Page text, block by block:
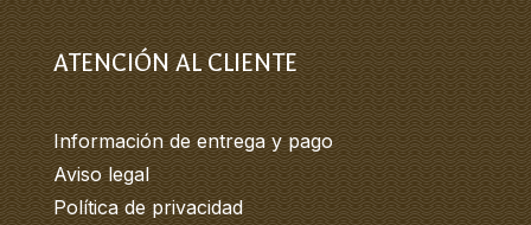
ATENCIÓN AL CLIENTE
Información de entrega y pago
Aviso legal
Política de privacidad